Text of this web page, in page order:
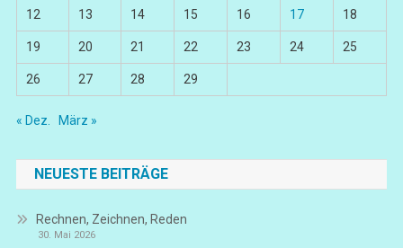
12 13 14 15 16 17 18
19 20 21 22 23 24 25
26 27 28 29
« Dez. März »
NEUESTE BEITRÄGE
Rechnen, Zeichnen, Reden
30. Mai 2026